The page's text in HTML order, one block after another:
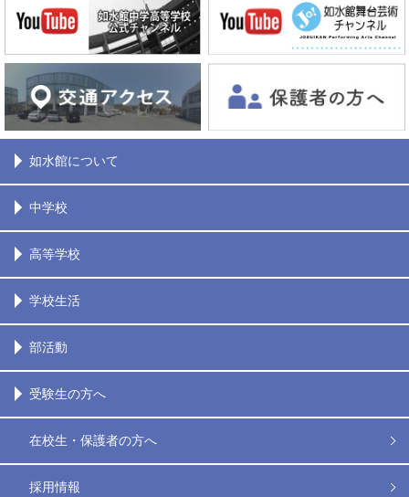
如水館について
中学校
高等学校
学校生活
部活動
受験生の方へ
在校生・保護者の方へ
採用情報